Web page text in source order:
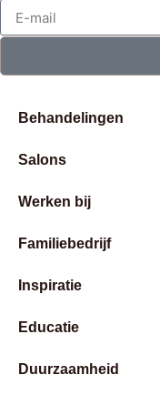
Behandelingen
Salons
Werken bij
Familiebedrijf
Inspiratie
Educatie
Duurzaamheid